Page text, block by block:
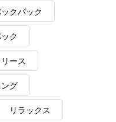
クパック
ク
ース
グ
リラックス